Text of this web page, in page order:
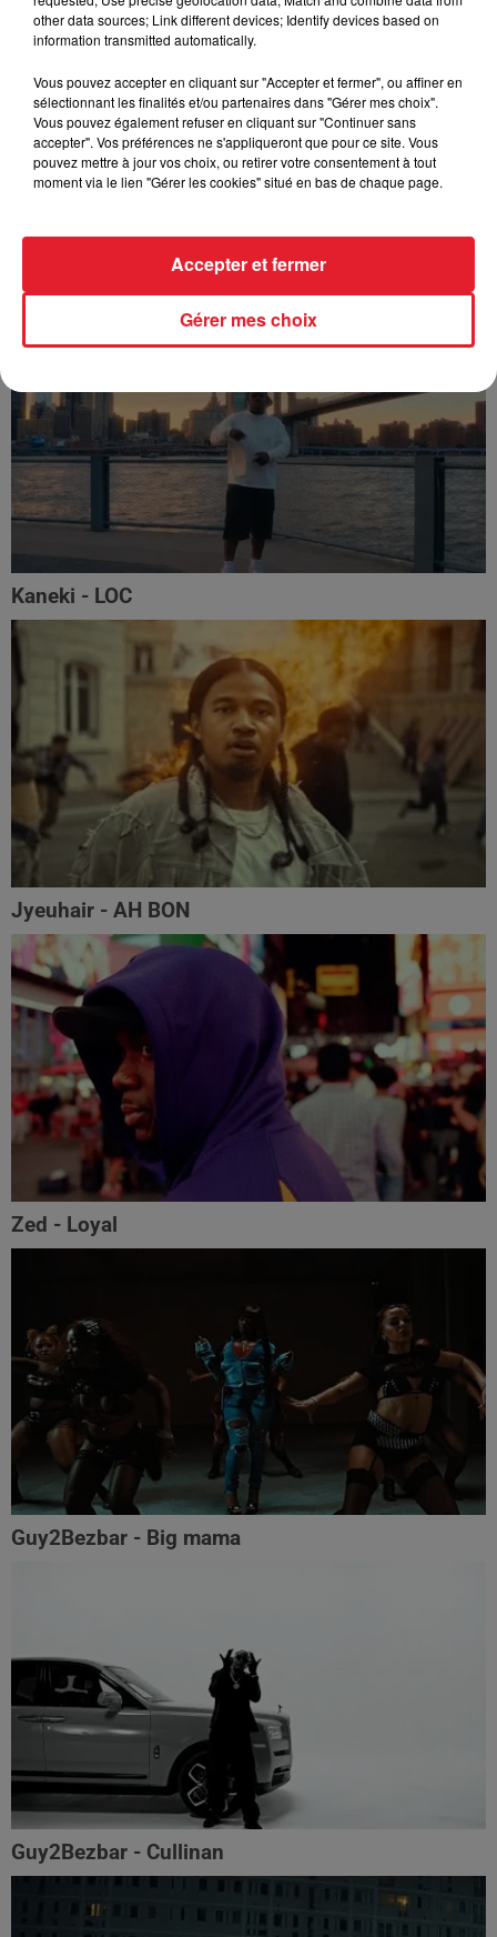
Franglish & Keblack - Génération Impolie
Kaneki - LOC
Jyeuhair - AH BON
Zed - Loyal
Guy2Bezbar - Big mama
Guy2Bezbar - Cullinan
other data sources; Link different devices; Identify devices based on
information transmitted automatically.
Vous pouvez accepter en cliquant sur "Accepter et fermer", ou affiner en
sélectionnant les finalités et/ou partenaires dans "Gérer mes choix".
Vous pouvez également refuser en cliquant sur "Continuer sans
accepter". Vos préférences ne s'appliqueront que pour ce site. Vous
pouvez mettre à jour vos choix, ou retirer votre consentement à tout
moment via le lien "Gérer les cookies" situé en bas de chaque page.
Gérer mes choix
Accepter et fermer